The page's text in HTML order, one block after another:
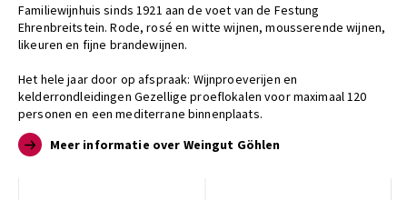
Familiewijnhuis sinds 1921 aan de voet van de Festung
Ehrenbreitstein. Rode, rosé en witte wijnen, mousserende wijnen,
likeuren en fijne brandewijnen.
Het hele jaar door op afspraak: Wijnproeverijen en
kelderrondleidingen Gezellige proeflokalen voor maximaal 120
personen en een mediterrane binnenplaats.
Meer informatie over Weingut Göhlen